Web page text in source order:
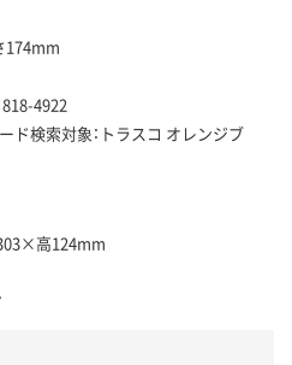
174mm
4922
ド検索対象：トラスコ オレンジブ
303×高124mm